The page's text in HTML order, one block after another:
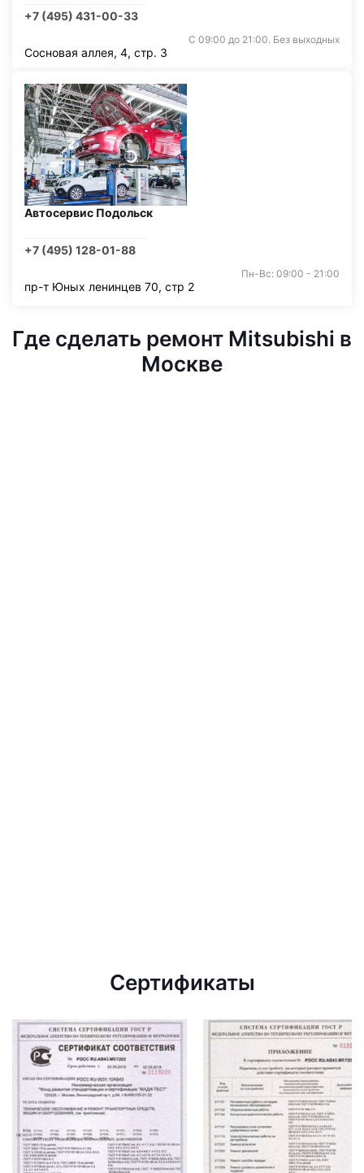
+7 (495) 431-00-33
С 09:00 до 21:00. Без выходных
Сосновая аллея, 4, стр. 3
Автосервис Подольск
+7 (495) 128-01-88
Пн-Вс: 09:00 - 21:00
пр-т Юных ленинцев 70, стр 2
Где сделать ремонт Mitsubishi в
Москве
Сертификаты